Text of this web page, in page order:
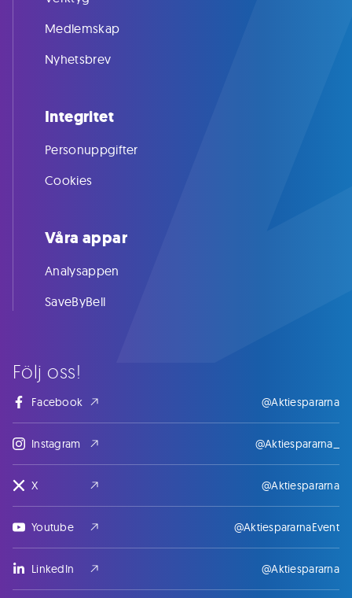
Följ oss!
Facebook @Aktiespararna
Instagram @Aktiespararna_
X @Aktiespararna
Youtube @AktiespararnaEvent
LinkedIn @Aktiespararna
Medlemskap
Nyhetsbrev
Integritet
Personuppgifter
Cookies
Våra appar
Analysappen
SaveByBell